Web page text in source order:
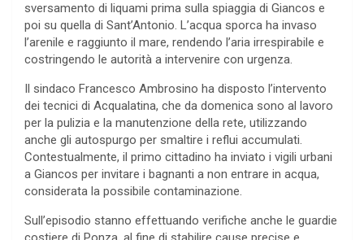
sversamento di liquami prima sulla spiaggia di Giancos e
poi su quella di Sant’Antonio. L’acqua sporca ha invaso
l’arenile e raggiunto il mare, rendendo l’aria irrespirabile e
costringendo le autorità a intervenire con urgenza.
Il sindaco Francesco Ambrosino ha disposto l’intervento
dei tecnici di Acqualatina, che da domenica sono al lavoro
per la pulizia e la manutenzione della rete, utilizzando
anche gli autospurgo per smaltire i reflui accumulati.
Contestualmente, il primo cittadino ha inviato i vigili urbani
a Giancos per invitare i bagnanti a non entrare in acqua,
considerata la possibile contaminazione.
Sull’episodio stanno effettuando verifiche anche le guardie